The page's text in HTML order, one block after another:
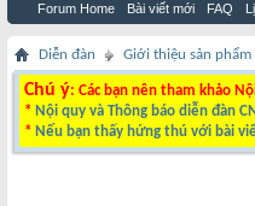
Forum Home Bài viết mới FAQ
Diễn đàn Giới thiệu sản phẩm
Chú ý: Các bạn nên tham khảo
* Nội quy và Thông báo diễn đàn
* Nếu bạn thấy hứng thú với bài